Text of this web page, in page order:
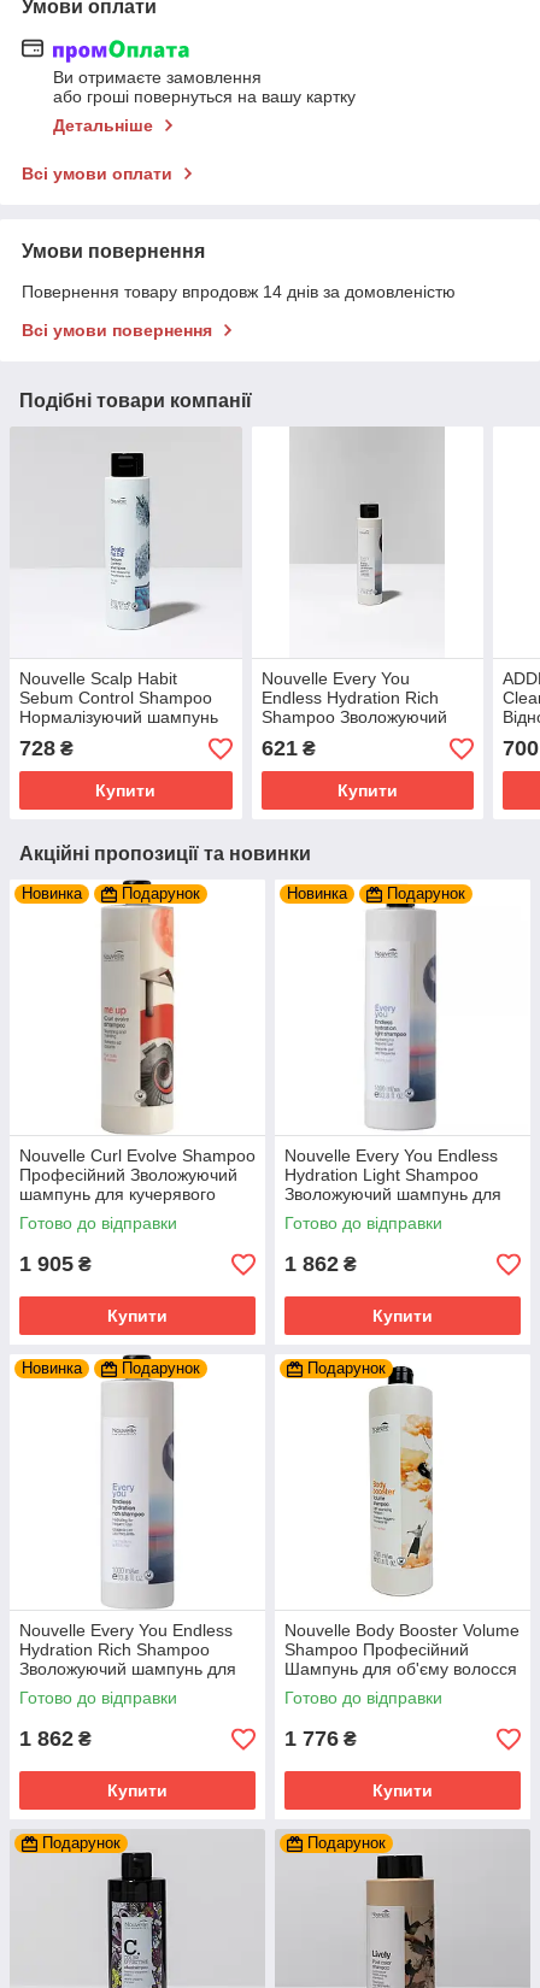
Умови оплати
Ви отримаєте замовлення
або гроші повернуться на вашу картку
Детальніше
Всі умови оплати
Умови повернення
Повернення товару впродовж 14 днів за домовленістю
Всі умови повернення
Подібні товари компанії
Nouvelle Scalp Habit
Sebum Control Shampoo
Нормалізуючий шампунь
для жирної шкіри голови
та волосся 250 мл.
728 ₴
Купити
Nouvelle Every You
Endless Hydration Rich
Shampoo Зволожуючий
шампунь для
нормального та густого
волосся 250мл
621₴
Купити
для
700
Акційні пропозиції та новинки
Новинка Подарунок
Nouvelle Curl Evolve Shampoo
Професійний Зволожуючий
шампунь для кучерявого
волосся 1000 мл.
Готово до відправки
1 905 ₴
Купити
Новинка Подарунок
Nouvelle Every You Endless
Hydration Light Shampoo
Зволожуючий шампунь для
частого використання 1000
мл.
Готово до відправки
1 862 ₴
Купити
Новинка Подарунок
Nouvelle Every You Endless
Hydration Rich Shampoo
Зволожуючий шампунь для
нормального та густого
волосся 1 л.
Готово до відправки
1 862 ₴
Купити
Подарунок
Nouvelle Body Booster Volume
Shampoo Професійний
Шампунь для об'єму волосся
1000 мл.
Готово до відправки
1 776 ₴
Купити
Подарунок Подарунок